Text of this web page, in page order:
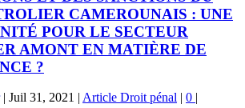
CAMEROUNAIS : UNE
POUR LE SECTEUR
AMONT EN MATIÈRE DE
?
| Juil 31, 2021 | Article Droit pénal | 0 |